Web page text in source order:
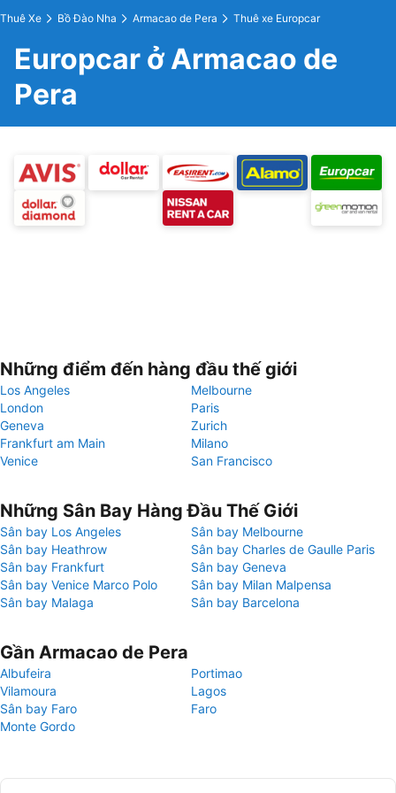
Thuê Xe Bồ Đào Nha Armacao de Pera Thuê xe Europcar
Europcar ở Armacao de
Pera
Những điểm đến hàng đầu thế giới
Los Angeles
Melbourne
London
Paris
Geneva
Zurich
Frankfurt am Main
Milano
Venice
San Francisco
Những Sân Bay Hàng Đầu Thế Giới
Sân bay Los Angeles
Sân bay Melbourne
Sân bay Heathrow
Sân bay Charles de Gaulle Paris
Sân bay Frankfurt
Sân bay Geneva
Sân bay Venice Marco Polo
Sân bay Milan Malpensa
Sân bay Malaga
Sân bay Barcelona
Gần Armacao de Pera
Albufeira
Portimao
Vilamoura
Lagos
Sân bay Faro
Faro
Monte Gordo